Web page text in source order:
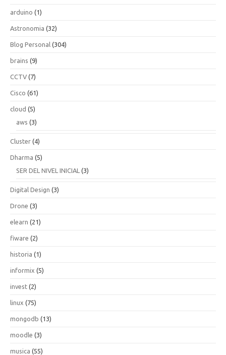
arduino (1)
Astronomia (32)
Blog Personal (304)
brains (9)
CCTV (7)
Cisco (61)
cloud (5)
aws (3)
Cluster (4)
Dharma (5)
SER DEL NIVEL INICIAL (3)
Digital Design (3)
Drone (3)
elearn (21)
fiware (2)
historia (1)
informix (5)
invest (2)
linux (75)
mongodb (13)
moodle (3)
musica (55)